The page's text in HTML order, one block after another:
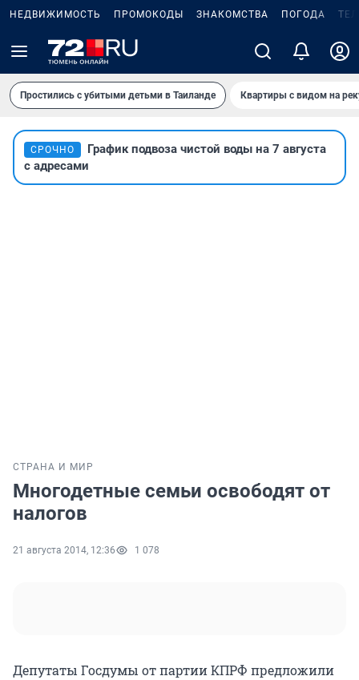
НЕДВИЖИМОСТЬ ПРОМОКОДЫ ЗНАКОМСТВА ПОГОДА
Простились с убитыми детьми в Таиланде Квартиры с видом на
СРОЧНО
График подвоза чистой воды на 7 августа
с адресами
СТРАНА И МИР
Многодетные семьи освободят от
налогов
21 августа 2014, 12:36 1 078
Депутаты Госдумы от партии КПРФ предложили